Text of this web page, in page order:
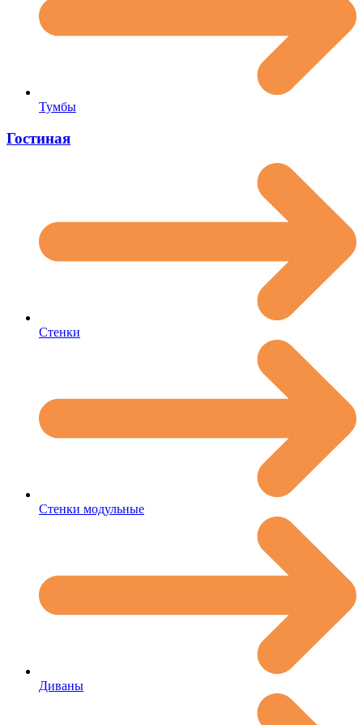
Тумбы
Гостиная
Стенки
Стенки модульные
Диваны